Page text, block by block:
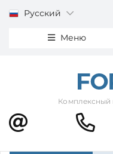
Русский
Меню
Комплексный